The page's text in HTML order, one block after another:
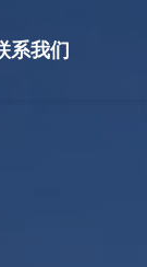
系我们